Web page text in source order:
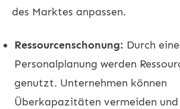
des Marktes anpassen.
Ressourcenschonung: Durch
Personalplanung werden
genutzt. Unternehmen können
Überkapazitäten vermeiden